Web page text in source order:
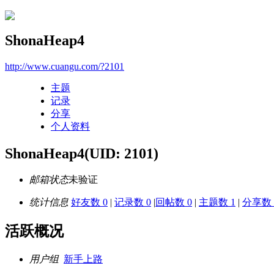
ShonaHeap4
http://www.cuangu.com/?2101
主题
记录
分享
个人资料
ShonaHeap4(UID: 2101)
邮箱状态未验证
统计信息 好友数 0 | 记录数 0 |回帖数 0 | 主题数 1 | 分享数
活跃概况
用户组 新手上路